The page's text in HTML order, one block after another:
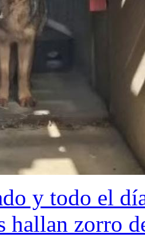
y todo el
hallan zorro